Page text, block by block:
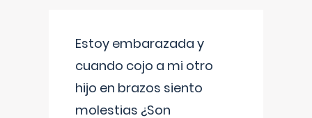
Estoy embarazada y
cuando cojo a mi otro
hijo en brazos siento
molestias ¿Son